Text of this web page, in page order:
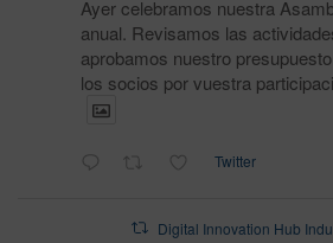
Ayer celebramos nuestra
anual. Revisamos las
aprobamos nuestro
los socios por vuestra
Twitter
Digital Innovation Hub